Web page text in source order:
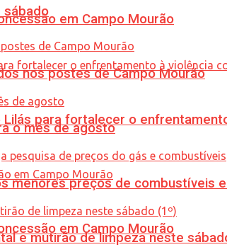
sábado
para fortalecer o
em Campo Mourão
em Campo Mourão
nos postes de Campo Mourão
o mês de agosto
menores preços de combustíveis
e mutirão de limpeza neste